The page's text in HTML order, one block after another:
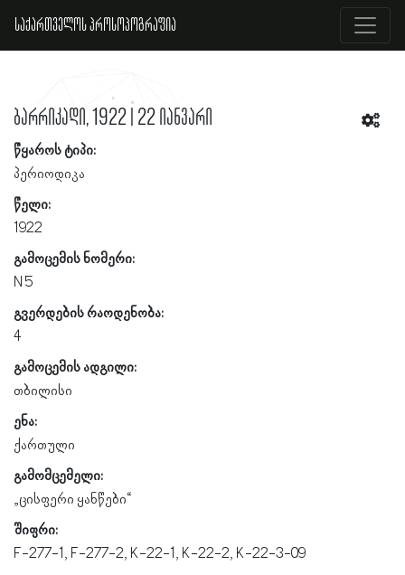
საქართველოს პროსოპოგრაფია
ბარრიკადი, 1922 | 22 იანვარი
წყაროს ტიპი:
პერიოდიკა
წელი:
1922
გამოცემის ნომერი:
N 5
გვერდების რაოდენობა:
4
გამოცემის ადგილი:
თბილისი
ენა:
ქართული
გამომცემელი:
„ცისფერი ყანწები“
შიფრი:
F-277-1, F-277-2, K-22-1, K-22-2, K-22-3-09